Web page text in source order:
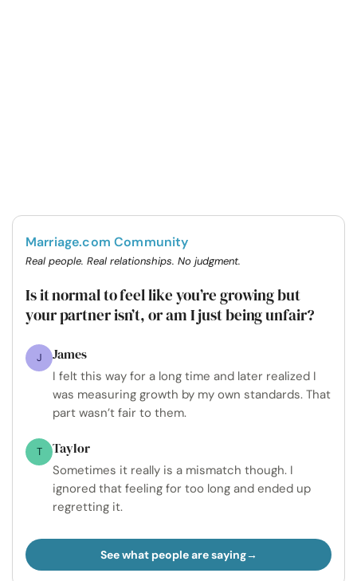
Marriage.com Community
Real people. Real relationships. No judgment.
Is it normal to feel like you’re growing but
your partner isn’t, or am I just being unfair?
J James
I felt this way for a long time and later realized I
was measuring growth by my own standards. That
part wasn’t fair to them.
T Taylor
Sometimes it really is a mismatch though. I
ignored that feeling for too long and ended up
regretting it.
See what people are saying